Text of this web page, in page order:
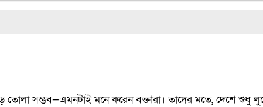
তোলা সম্ভব—এমনটাই মনে করেন বক্তারা। তাদের মতে, দেশে শুধু